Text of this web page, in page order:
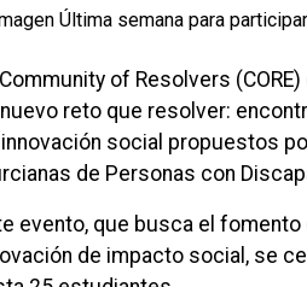
of Resolvers
reto que resolver:
social propuestos
de Personas con
evento, que busca el
de impacto social, se